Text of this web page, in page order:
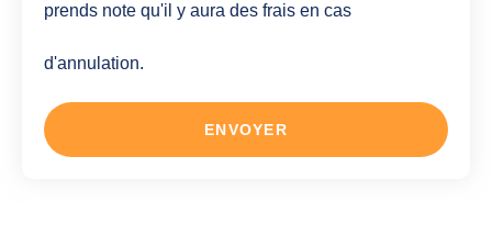
prends note qu'il y aura des frais en cas
d'annulation.
ENVOYER